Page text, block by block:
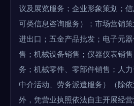
议及展览服务；企业形象策划；
可类信息咨询服务）；市场营销
进出口；五金产品批发；电子元
售；机械设备销售；仪器仪表销
务；机械零件、零部件销售；人
中介活动、劳务派遣服务）（除
外，凭营业执照依法自主开展经